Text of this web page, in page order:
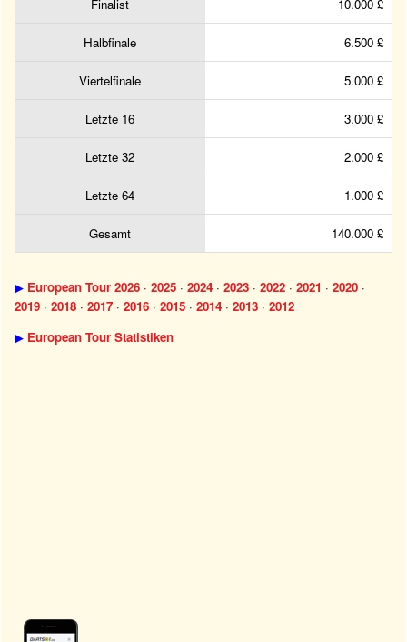
Finalist 10.000 £
Halbfinale 6.500 £
Viertelfinale 5.000 £
Letzte 16 3.000 £
Letzte 32 2.000 £
Letzte 64 1.000 £
Gesamt 140.000 £
▶ European Tour 2026 · 2025 · 2024 · 2023 · 2022 · 2021 · 2020 ·
2019 · 2018 · 2017 · 2016 · 2015 · 2014 · 2013 · 2012
▶ European Tour Statistiken